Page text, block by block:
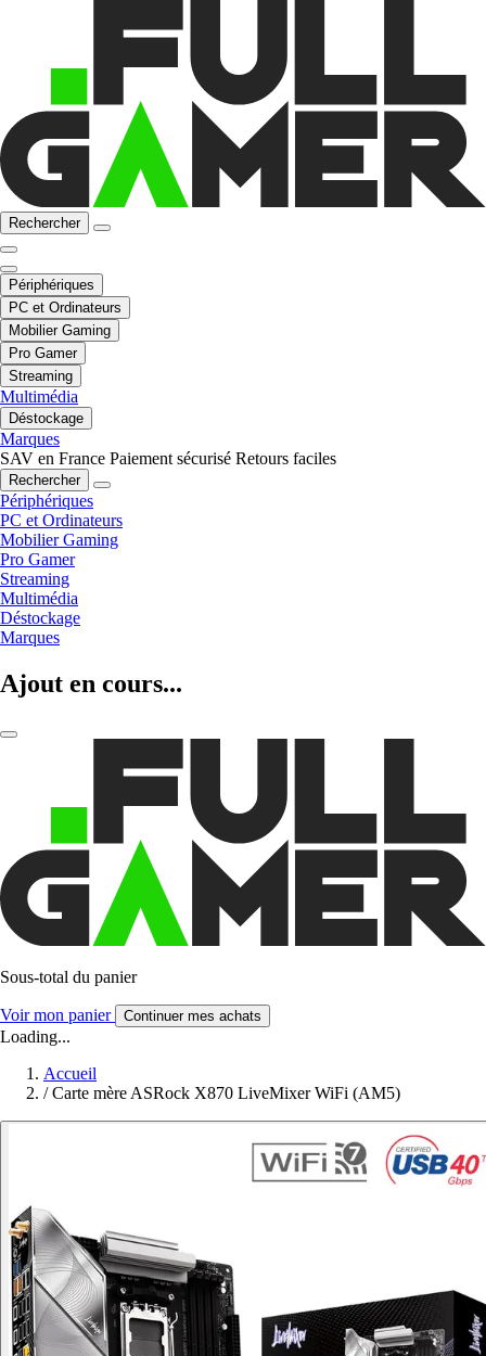
Rechercher
Périphériques
PC et Ordinateurs
Mobilier Gaming
Pro Gamer
Streaming
Multimédia
Déstockage
Marques
SAV en France Paiement sécurisé Retours faciles
Rechercher
Périphériques
PC et Ordinateurs
Mobilier Gaming
Pro Gamer
Streaming
Multimédia
Déstockage
Marques
Ajout en cours...
Sous-total du panier
Voir mon panier Continuer mes achats
Loading...
Accueil
/ Carte mère ASRock X870 LiveMixer WiFi (AM5)